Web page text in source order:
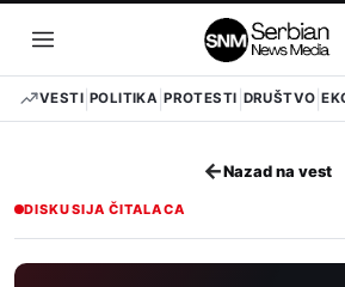
sadržaj
Otvori
meni
VESTI POLITIKA PROTESTI DRUŠTVO
←Nazad na vest
DISKUSIJA ČITALACA